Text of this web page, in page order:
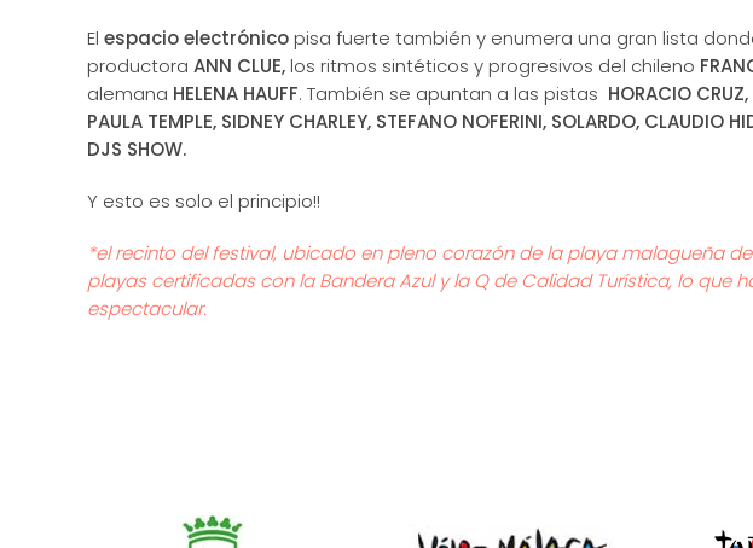
El espacio electrónicopisa fuerte también y enumera una gran lista
productora ANN CLUE,los ritmos sintéticos y progresivos del chileno
alemana HELENA HAUFF. También se apuntan a las pistas HORACIO
PAULA TEMPLE, SIDNEY CHARLEY, STEFANO NOFERINI, SOLARDO, CLAUDIO
DJS SHOW.
Y esto es solo el principio!!
*el recinto del festival, ubicado en pleno corazón de la playa malagueña
playas certificadas con la Bandera Azul y la Q de Calidad Turística, lo que
espectacular.